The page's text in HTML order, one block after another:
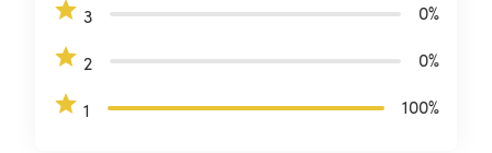
3 0%
2 0%
1 100%